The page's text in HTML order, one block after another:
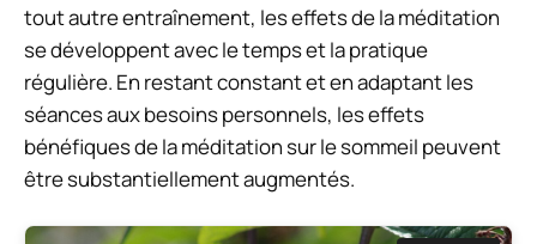
tout autre entraînement, les effets de la méditation
se développent avec le temps et la pratique
régulière. En restant constant et en adaptant les
séances aux besoins personnels, les effets
bénéfiques de la méditation sur le sommeil peuvent
être substantiellement augmentés.